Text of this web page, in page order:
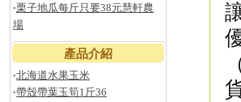
‧栗子地瓜每斤只要38元慧軒農
場
產品介紹
‧北海道水果玉米
‧帶殼帶葉玉筍1斤36